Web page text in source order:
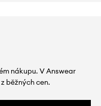
nákupu. V Answear
běžných cen.